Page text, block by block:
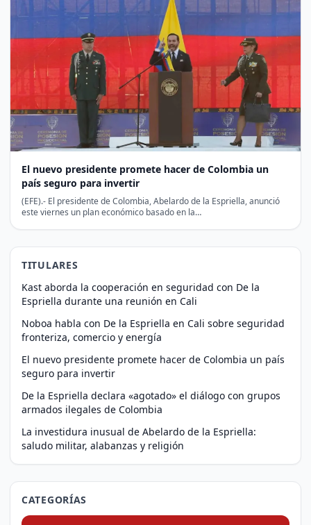
El nuevo presidente promete hacer de Colombia un
país seguro para invertir
(EFE).- El presidente de Colombia, Abelardo de la Espriella, anunció
este viernes un plan económico basado en la…
TITULARES
Kast aborda la cooperación en seguridad con De la
Espriella durante una reunión en Cali
Noboa habla con De la Espriella en Cali sobre seguridad
fronteriza, comercio y energía
El nuevo presidente promete hacer de Colombia un país
seguro para invertir
De la Espriella declara «agotado» el diálogo con grupos
armados ilegales de Colombia
La investidura inusual de Abelardo de la Espriella:
saludo militar, alabanzas y religión
CATEGORÍAS